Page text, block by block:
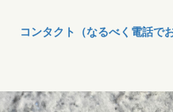
コンタクト（なるべく電話で